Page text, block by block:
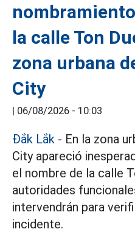
la calle Ton
zona urbana
City
| 06/08/2026 - 10:03
Đắk Lắk - En la zona
City apareció
el nombre de la calle
autoridades
intervendrán para
incidente.